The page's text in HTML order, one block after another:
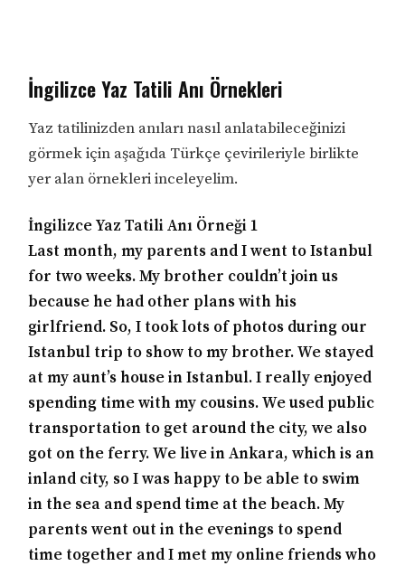
İngilizce Yaz Tatili Anı Örnekleri
Yaz tatilinizden anıları nasıl anlatabileceğinizi
görmek için aşağıda Türkçe çevirileriyle birlikte
yer alan örnekleri inceleyelim.
İngilizce Yaz Tatili Anı Örneği 1
Last month, my parents and I went to Istanbul
for two weeks. My brother couldn’t join us
because he had other plans with his
girlfriend. So, I took lots of photos during our
Istanbul trip to show to my brother. We stayed
at my aunt’s house in Istanbul. I really enjoyed
spending time with my cousins. We used public
transportation to get around the city, we also
got on the ferry. We live in Ankara, which is an
inland city, so I was happy to be able to swim
in the sea and spend time at the beach. My
parents went out in the evenings to spend
time together and I met my online friends who